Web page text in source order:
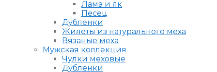
Лама и як
Песец
Дубленки
Жилеты из натурального меха
Вязаные меха
Мужская коллекция
Чулки меховые
Дубленки